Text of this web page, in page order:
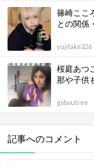
篠崎ここ
との関係
yujitake226
桜庭あつ
那や子供
goboutree
記事へのコメント